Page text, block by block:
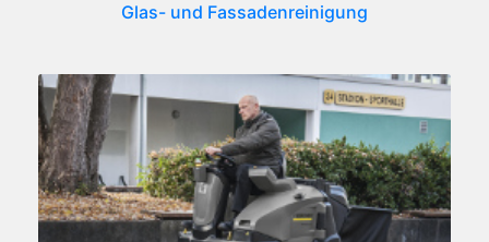
Glas- und Fassadenreinigung